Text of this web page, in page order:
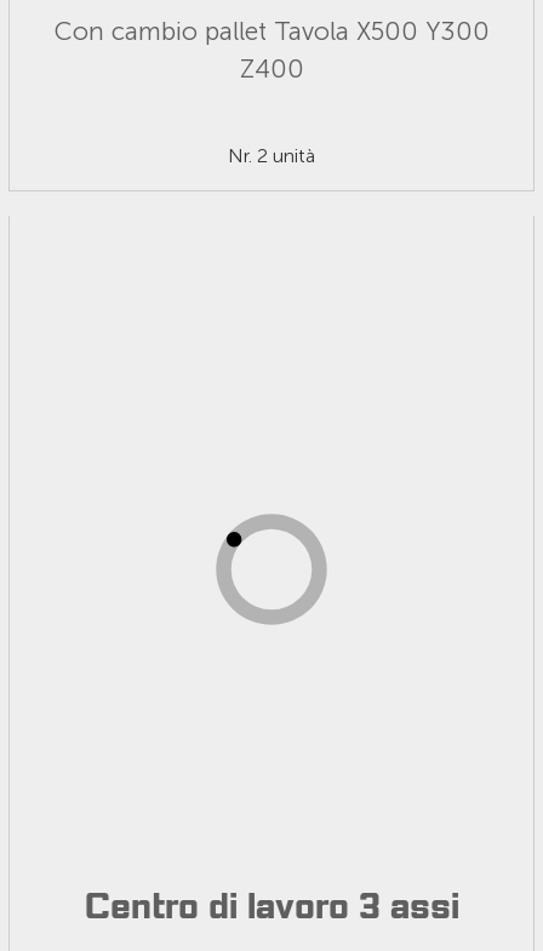
Con cambio pallet Tavola X500 Y300
Z400
Nr. 2 unità
Centro di lavoro 3 assi